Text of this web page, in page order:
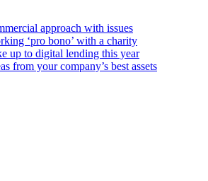
approach with issues
‘pro bono’ with a charity
up to digital lending this year
from your company’s best assets